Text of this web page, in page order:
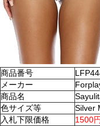
商品番号
メーカー
商品名
色サイズ等
Silver
入札下限価格
1500円